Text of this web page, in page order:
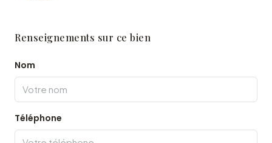
Renseignements sur ce bien
Nom
Téléphone